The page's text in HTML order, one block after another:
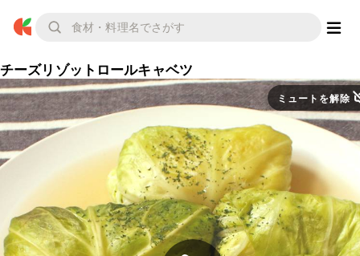
チーズリゾットロールキャベツ
ミュートを解除